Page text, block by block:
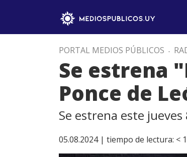
PORTAL MEDIOS PÚBLICOS .
Se estrena
Ponce de
Se estrena este jueves
05.08.2024 | tiempo de lectura: < 1